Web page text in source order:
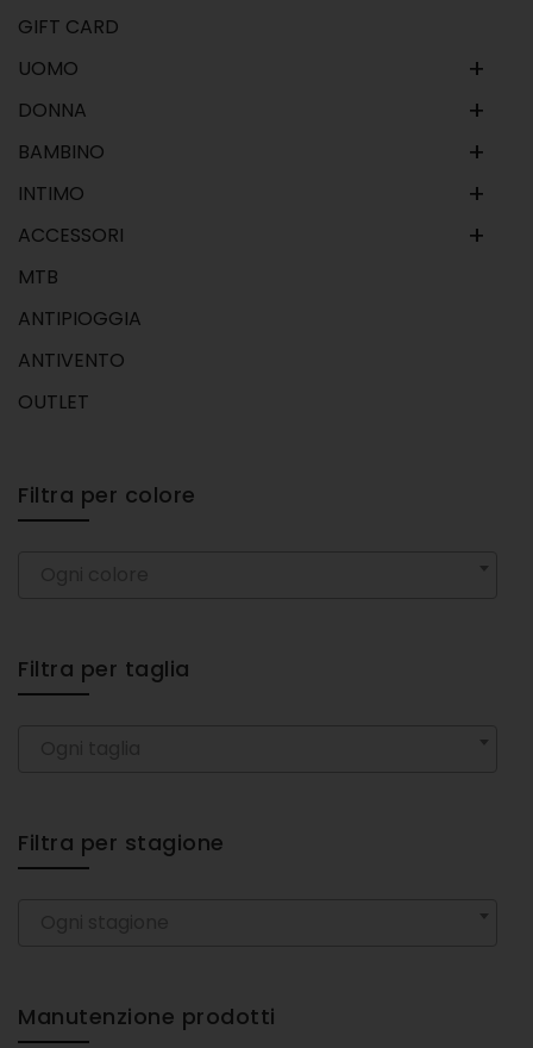
GIFT CARD
+
UOMO
+
DONNA
+
BAMBINO
+
INTIMO
+
ACCESSORI
MTB
ANTIPIOGGIA
ANTIVENTO
OUTLET
Filtra per colore
Filtra per taglia
Filtra per stagione
Manutenzione prodotti